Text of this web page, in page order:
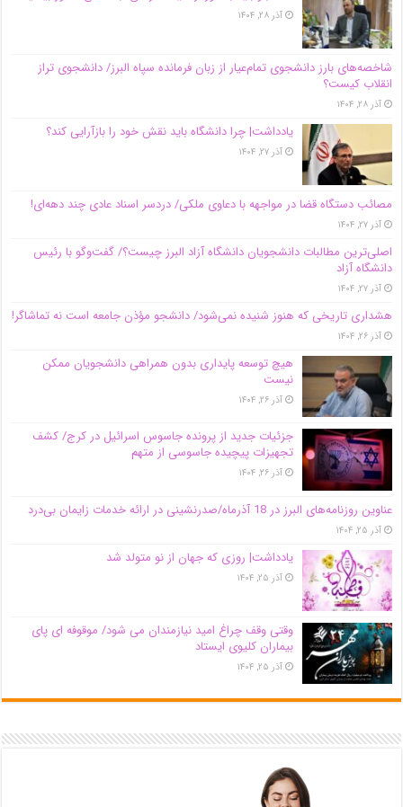
آذر ۲۸, ۱۴۰۴
شاخصه‌های بارز دانشجوی تمام‌عیار از زبان فرمانده سپاه البرز/ دانشجوی تراز
انقلاب کیست؟
آذر ۲۸, ۱۴۰۴
یادداشت| چرا دانشگاه باید نقش خود را بازآرایی کند؟
آذر ۲۷, ۱۴۰۴
مصائب دستگاه قضا در مواجهه با دعاوی ملکی/ دردسر اسناد عادی چند‌ دهه‌ای!
آذر ۲۷, ۱۴۰۴
اصلی‌ترین مطالبات دانشجویان دانشگاه آزاد البرز چیست؟/ گفت‌وگو با رئیس
دانشگاه آز‌اد
آذر ۲۷, ۱۴۰۴
هشداری تاریخی که هنوز شنیده نمی‌شود/ دانشجو مؤذن جامعه است نه تماشاگر!
آذر ۲۶, ۱۴۰۴
هیچ توسعه پایداری بدون همراهی دانشجویان ممکن
نیست
آذر ۲۶, ۱۴۰۴
جزئیات جدید از پرونده جاسوس اسرائیل در کرج/‌ کشف
تجهیزات پیچیده جاسوسی از متهم
آذر ۲۶, ۱۴۰۴
عناوین روزنامه‌های البرز در ‌18 آذرماه/صدرنشینی در ارائه خدمات زایمان بی‌درد
آذر ۲۵, ۱۴۰۴
یادداشت| روزی که جهان از نو متولد شد
آذر ۲۵, ۱۴۰۴
وقتی وقف چراغ امید نیازمندان می شود/ موقوفه ای پای
بیماران کلیوی ایستاد
آذر ۲۵, ۱۴۰۴